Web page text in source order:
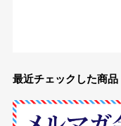
最近チェックした商品